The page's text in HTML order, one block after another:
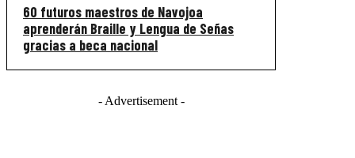
60 futuros maestros de Navojoa
aprenderán Braille y Lengua de Señas
gracias a beca nacional
- Advertisement -